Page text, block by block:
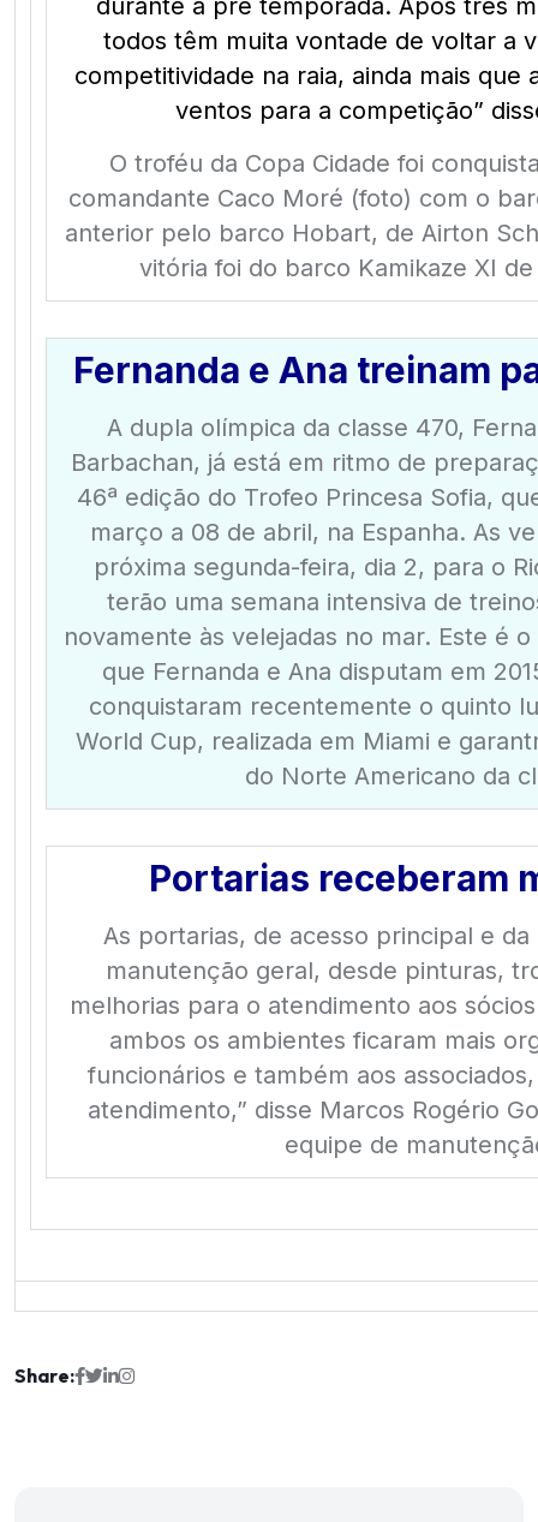
durante a pré temporada. Após três
todos têm muita vontade de voltar a
competitividade na raia, ainda mais que
ventos para a competição”
O troféu da Copa Cidade foi
comandante Caco Moré (foto) com o
anterior pelo barco Hobart, de Airton
vitória foi do barco Kamikaze XI
Fernanda e Ana treinam
A dupla olímpica da classe 470,
Barbachan, já está em ritmo de
46ª edição do Trofeo Princesa Sofia,
março a 08 de abril, na Espanha. As
próxima segunda-feira, dia 2, para o
terão uma semana intensiva de
novamente às velejadas no mar. Este é
que Fernanda e Ana disputam em
conquistaram recentemente o quinto
World Cup, realizada em Miami e
do Norte Americano da
Portarias receberam
As portarias, de acesso principal e
manutenção geral, desde pinturas,
melhorias para o atendimento aos
ambos os ambientes ficaram mais
funcionários e também aos
atendimento,” disse Marcos Rogério
equipe de
Share: